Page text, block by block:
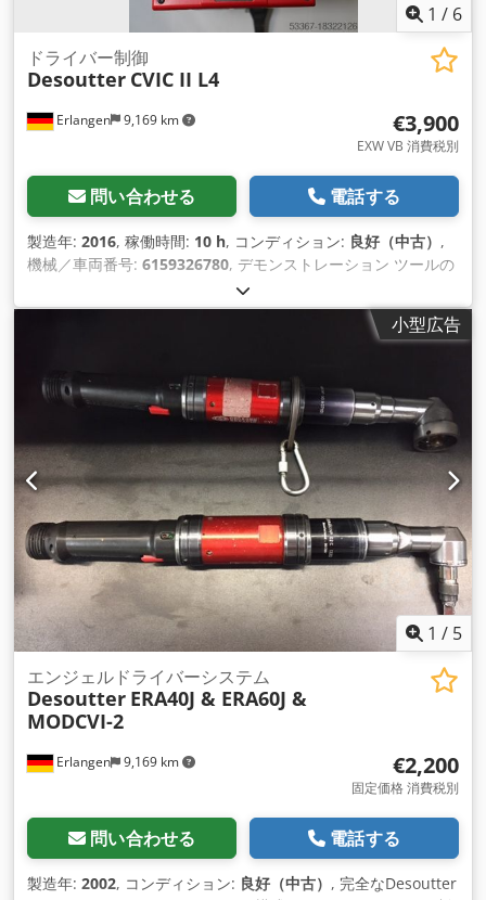
1 / 6
Erlangen 9,169 km
ドライバー制御
Desoutter CVIC II L4
€3,900
EXW VB 消費税別
問い合わせる 電話する
製造年: 2016, 稼働時間: 10 h, コンディション: 良好（中古） ,
機械／車両番号: 6159326780, デモンストレーション ツールの
在庫の一部を解消します。 デソーター制御 CVIC II L4 製造年:
2016 年 9 月 商品番号: 6159326780 ほとんど使用されていな
い、完全に機能する 追加の付属品なしで 以下の Desoutter ド
200 Nm) - ECD (7 ～ 120 Nm) - ECP (7 ～ 40 Nm) - ECFS (7 ～
30 Nm) - ECP HT (30 ～ 4000 Nm) - MC (5 ～ 135 Nm) コント
ロールに保存されるねじ締めサイクル数: 1 ねじ締めサイクルで
可能なフェーズ数: 15 IO トータライザー (999 件の IO 結果) 構
成に応じて、表示結果のメモリは 5000 ～ 20000 です。 I/Oイ
ンターフェース: 24 ボルト入力および出力: 8/8 シリアル
RS232 インターフェイス Credpfxjvtf Arj Agxef イーサネット
インターフェース
小型広告
1 / 5
Erlangen 9,169 km
エンジェルドライバーシステム
Desoutter ERA40J & ERA60J &
MODCVI-2
€2,200
固定価格 消費税別
問い合わせる 電話する
製造年: 2002, コンディション: 良好（中古） , 完全なDesoutter